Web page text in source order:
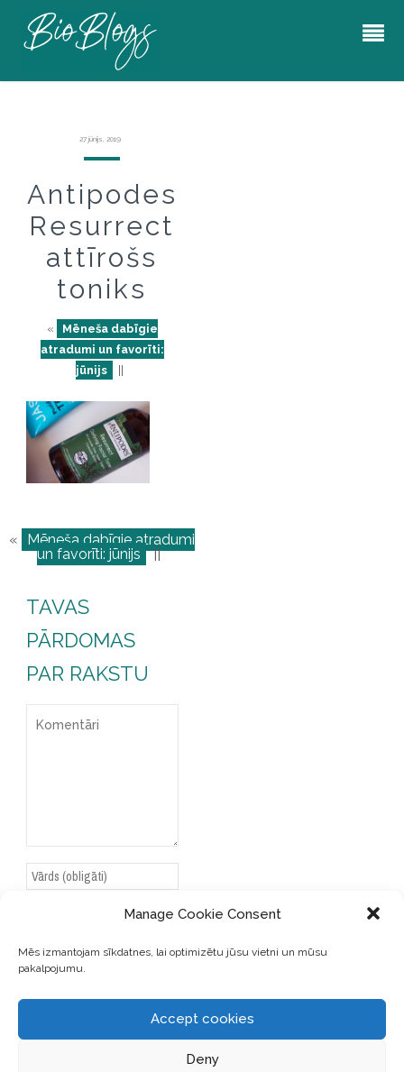
Manage Cookie Consent
Mēs izmantojam sīkdatnes, lai optimizētu jūsu vietni un mūsu
pakalpojumu.
Accept cookies
Deny
27 jūnijs, 2019
Antipodes
Resurrect
attīrošs
toniks
«
Mēneša dabīgie
atradumi un favorīti:
jūnijs
«
Mēneša dabīgie atradumi
un favorīti: jūnijs ||
TAVAS
PĀRDOMAS
PAR RAKSTU
SAGLABĀJIET MANU VĀRDU,
ŠAJĀ PĀRLŪKPROGRAMMĀ
VĒLĒŠOS PIEVIENOT